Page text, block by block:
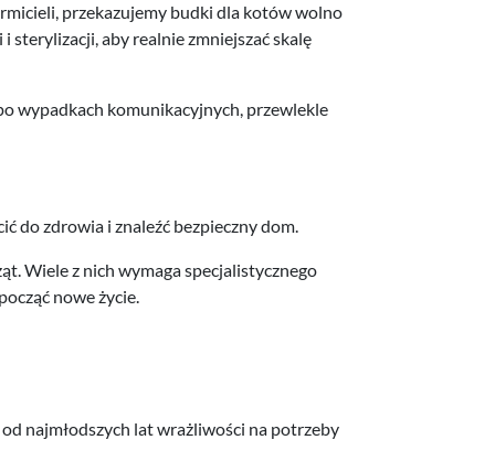
przekazujemy budki dla kotów wolno
sterylizacji, aby realnie zmniejszać skalę
wypadkach komunikacyjnych, przewlekle
do zdrowia i znaleźć bezpieczny dom.
Wiele z nich wymaga specjalistycznego
nowe życie.
najmłodszych lat wrażliwości na potrzeby